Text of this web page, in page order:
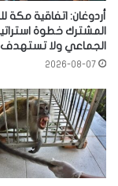
أردوغان: اتفاقية مكة
المشترك خطوة
الجماعي ولا تستهدف
2026-08-07